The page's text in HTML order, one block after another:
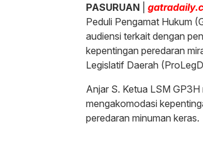
PASURUAN
Peduli Pengamat Hukum
audiensi terkait dengan
kepentingan peredaran
Legislatif Daerah
Anjar S. Ketua LSM
mengakomodasi
peredaran minuman keras.